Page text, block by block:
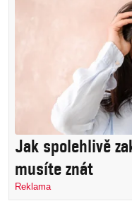
Jak spolehlivě
musíte znát
Reklama